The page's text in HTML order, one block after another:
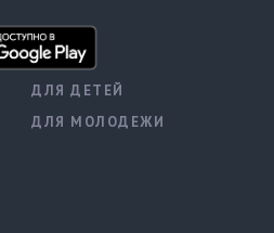
ДЛЯ ДЕТЕЙ
ДЛЯ МОЛОДЕЖИ